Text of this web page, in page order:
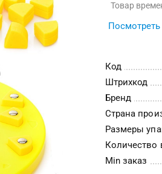
Товар
Код
Штрихкод
Бренд
Страна
Размеры
Количество
Min заказ